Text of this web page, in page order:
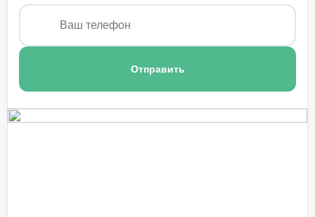
Пансионат для пожилых с болезнью Паркинсона
1 150 ₽
Пансионат для пожилых с деменцией
1 100 ₽
Пансионат для престарелых с артрозом
Отправить